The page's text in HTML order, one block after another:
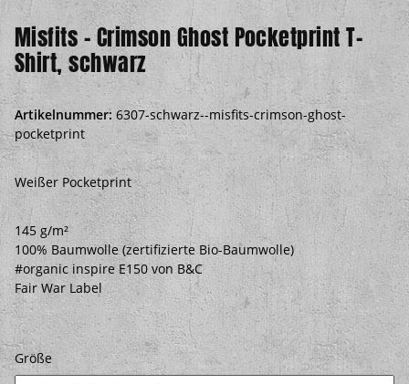
Misfits – Crimson Ghost Pocketprint T-
Shirt, schwarz
Artikelnummer: 6307-schwarz--misfits-crimson-ghost-
pocketprint
Weißer Pocketprint
145 g/m²
100% Baumwolle (zertifizierte Bio-Baumwolle)
#organic inspire E150 von B&C
Fair War Label
Größe